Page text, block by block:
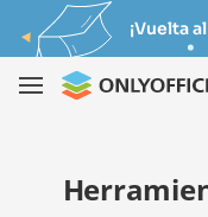
¡Vuelta